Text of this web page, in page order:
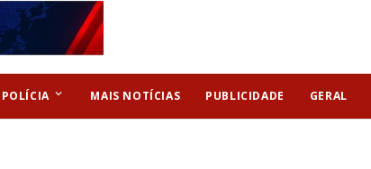
POLÍCIA keyboard_arrow_down MAIS NOTÍCIAS PUBLICIDADE GERAL